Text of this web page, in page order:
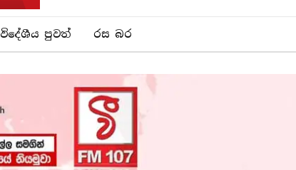
විදේශීය පුවත් රස බ​ර